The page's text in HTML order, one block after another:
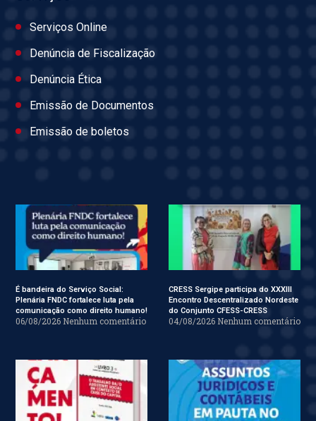
Serviços Online
Denúncia de Fiscalização
Denúncia Ética
Emissão de Documentos
Emissão de boletos
É bandeira do Serviço Social:
Plenária FNDC fortalece luta pela
comunicação como direito humano!
06/08/2026 Nenhum comentário
CRESS Sergipe participa do XXXIII
Encontro Descentralizado Nordeste
do Conjunto CFESS-CRESS
04/08/2026 Nenhum comentário